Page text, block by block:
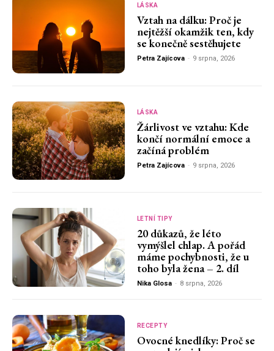
LÁSKA
Vztah na dálku: Proč je
nejtěžší okamžik ten, kdy
se konečně sestěhujete
Petra Zajícova - 9 srpna, 2026
LÁSKA
Žárlivost ve vztahu: Kde
končí normální emoce a
začíná problém
Petra Zajícova - 9 srpna, 2026
LETNÍ TIPY
20 důkazů, že léto
vymýšlel chlap. A pořád
máme pochybnosti, že u
toho byla žena – 2. díl
Nika Glosa - 8 srpna, 2026
RECEPTY
Ovocné knedlíky: Proč se